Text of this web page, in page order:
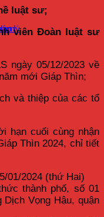
lý
luật sư;
Đoàn luật sư
ngày 05/12/2023 về
mới Giáp Thìn;
và thiệp của các tổ
hạn cuối cùng nhận
Thìn 2024, chỉ tiết
01/2024 (thứ Hai)
thành phố, số 01
Dịch Vọng Hậu, quận